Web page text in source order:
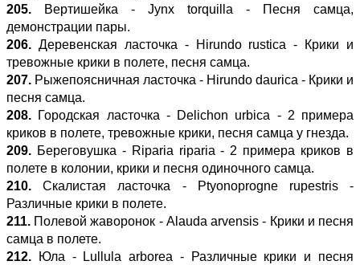
205. Вертишейка - Jynx torquilla - Песня самца,
демонстрации пары.
206. Деревенская ласточка - Hirundo rustica - Крики и
тревожные крики в полете, песня самца.
207. Рыжепоясничная ласточка - Hirundo daurica - Крики и
песня самца.
208. Городская ласточка - Delichon urbica - 2 примера
криков в полете, тревожные крики, песня самца у гнезда.
209. Береговушка - Riparia riparia - 2 примера криков в
полете в колонии, крики и песня одиночного самца.
210. Скалистая ласточка - Ptyonoprogne rupestris -
Различные крики в полете.
211. Полевой жаворонок - Alauda arvensis - Крики и песня
самца в полете.
212. Юла - Lullula arborea - Различные крики и песня